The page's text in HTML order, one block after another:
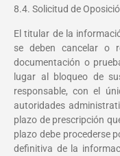
8.4. Solicitud de
El titular de la
se deben cancelar o
documentación o
lugar al bloqueo de
responsable, con el
autoridades
plazo de prescripción
plazo debe procederse
definitiva de la